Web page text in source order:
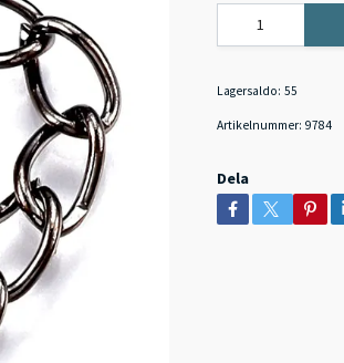
Lagersaldo: 55
Artikelnummer: 9784
Dela